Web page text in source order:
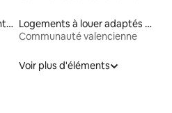
Logements au pied des pentes à louer
Logements à louer adaptés aux animaux
Communauté valencienne
Voir plus d'éléments